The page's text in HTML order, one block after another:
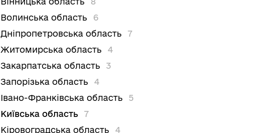
Волинська область
6
Дніпропетровська область
7
Житомирська область
4
Закарпатська область
3
Запорізька область
4
Івано-Франківська область
5
Київська область
7
Кіровоградська область
4